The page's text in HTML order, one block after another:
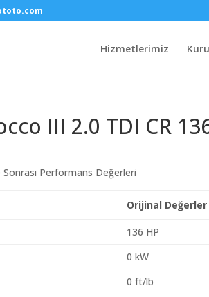
Hizmetlerimiz
III 2.0 TDI CR
Sonrası Performans Değerleri
Orijinal Değerler
136 HP
0 kW
0 ft/lb